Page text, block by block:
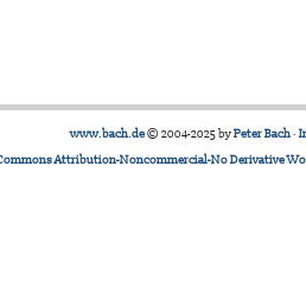
www.bach.de© 2004-2025 byPeter Bach·
Attribution-Noncommercial-No Derivative